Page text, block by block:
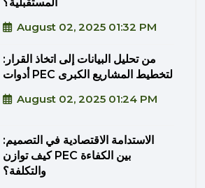
August 02, 2025 01:32 PM
من تحليل البيانات إلى اتخاذ القرار:
أدوات PEC لتخطيط المشاريع الكبرى
August 02, 2025 01:24 PM
الاستدامة الاقتصادية في التصميم:
كيف توازن PEC بين الكفاءة
والتكلفة؟